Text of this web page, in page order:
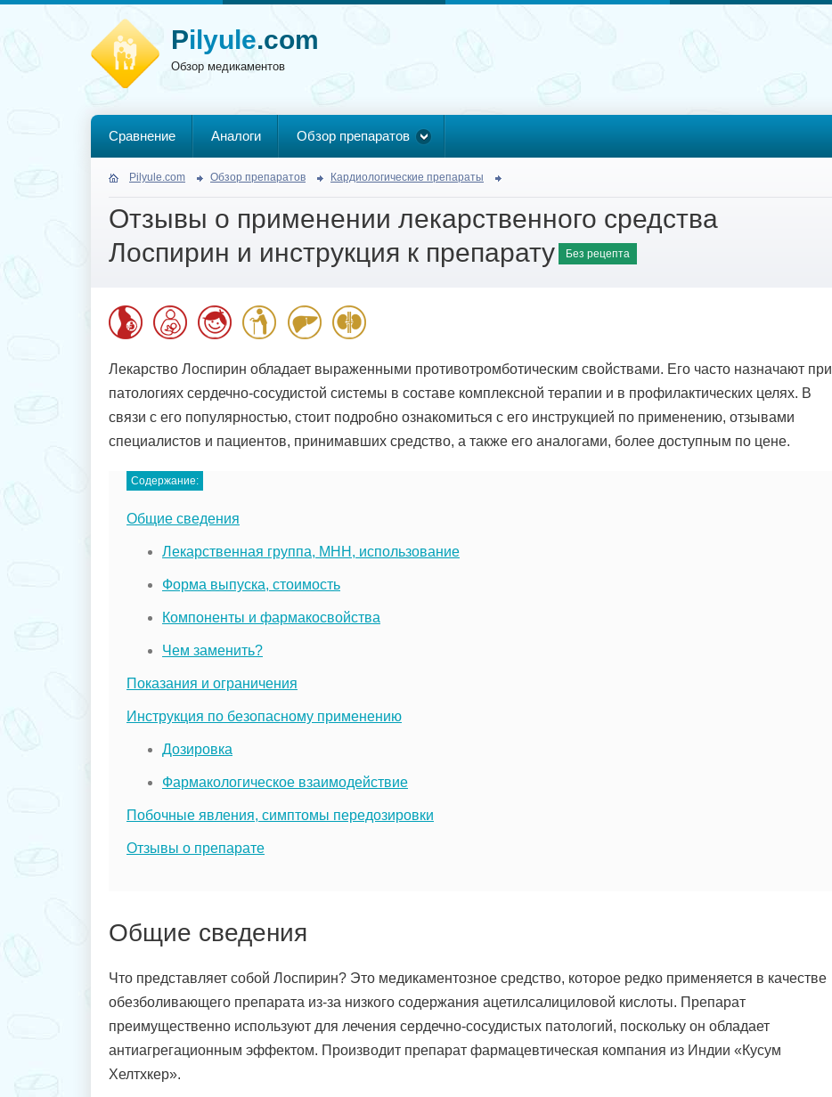
Pilyule.com
Обзор медикаментов
Сравнение Аналоги Обзор препаратов
Pilyule.com Обзор препаратов Кардиологические препараты
Отзывы о применении лекарственного средства
Лоспирин и инструкция к препарату
Без рецепта
Лекарство Лоспирин обладает выраженными противотромботическим свойствами. Его часто назначают при
патологиях сердечно-сосудистой системы в составе комплексной терапии и в профилактических целях. В
связи с его популярностью, стоит подробно ознакомиться с его инструкцией по применению, отзывами
специалистов и пациентов, принимавших средство, а также его аналогами, более доступным по цене.
Содержание:
Общие сведения
Лекарственная группа, МНН, использование
Форма выпуска, стоимость
Компоненты и фармакосвойства
Чем заменить?
Показания и ограничения
Инструкция по безопасному применению
Дозировка
Фармакологическое взаимодействие
Побочные явления, симптомы передозировки
Отзывы о препарате
Общие сведения
Что представляет собой Лоспирин? Это медикаментозное средство, которое редко применяется в качестве
обезболивающего препарата из-за низкого содержания ацетилсалициловой кислоты. Препарат
преимущественно используют для лечения сердечно-сосудистых патологий, поскольку он обладает
антиагрегационным эффектом. Производит препарат фармацевтическая компания из Индии «Кусум
Хелтхкер».